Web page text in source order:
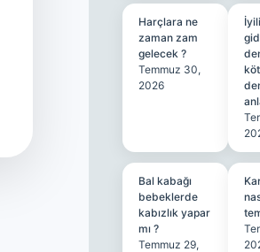
Harçlara ne
zaman zam
gelecek ?
Temmuz 30,
2026
Bal kabağı
bebeklerde
kabızlık yapar
mı ?
Temmuz 29,